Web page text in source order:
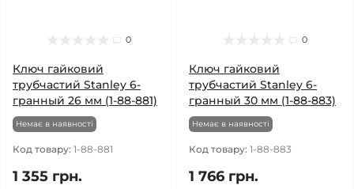
0
Ключ гайковий
трубчастий Stanley 6-
гранный 26 мм (1-88-881)
Немає в наявності
Код товару: 1-88-881
1 355 грн.
0
Ключ гайковий
трубчастий Stanley 6-
гранный 30 мм (1-88-883)
Немає в наявності
Код товару: 1-88-883
1 766 грн.